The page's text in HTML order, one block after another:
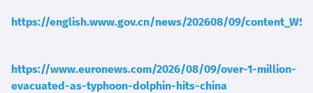
https://english.www.gov.cn/news/202608/09/
https://www.euronews.com/2026/08/09/over-1-million-
evacuated-as-typhoon-dolphin-hits-china